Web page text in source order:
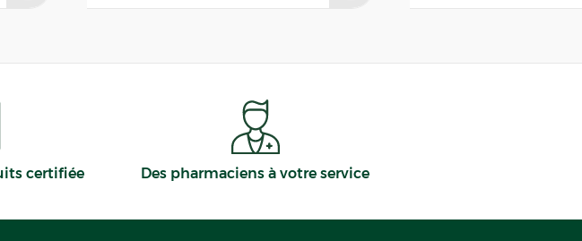
certifiée Des pharmaciens à votre service